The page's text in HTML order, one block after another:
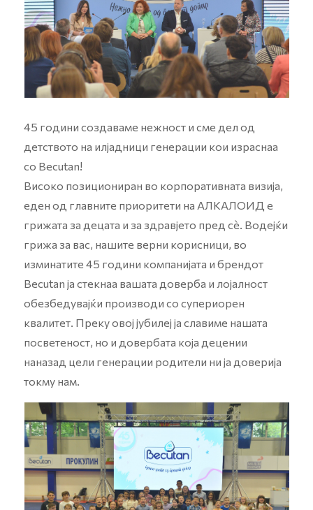
45 години создаваме нежност и сме дел од
детството на илјадници генерации кои израснаа
со Becutan!
Високо позициониран во корпоративната визија,
еден од главните приоритети на АЛКАЛОИД е
грижата за децата и за здравјето пред сѐ. Водејќи
грижа за вас, нашите верни корисници, во
изминатите 45 години компанијата и брендот
Becutan ја стекнаа вашата доверба и лојалност
обезбедувајќи производи со супериорен
квалитет. Преку овој јубилеј ја славиме нашата
посветеност, но и довербата која децении
наназад цели генерации родители ни ја доверија
токму нам.